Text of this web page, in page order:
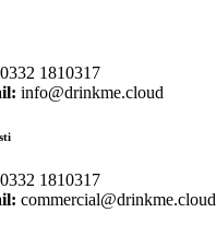
1810317
info@drinkme.cloud
1810317
commercial@drinkme.cloud